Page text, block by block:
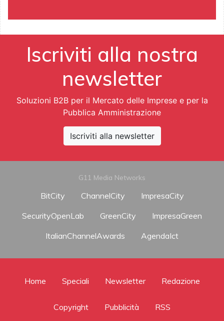
Iscriviti alla nostra
newsletter
Soluzioni B2B per il Mercato delle Imprese e per la
Pubblica Amministrazione
Iscriviti alla newsletter
G11 Media Networks
BitCity ChannelCity
ImpresaCity
SecurityOpenLab
GreenCity
ImpresaGreen
ItalianChannelAwards
AgendaIct
Home Speciali Newsletter Redazione
Copyright Pubblicità RSS